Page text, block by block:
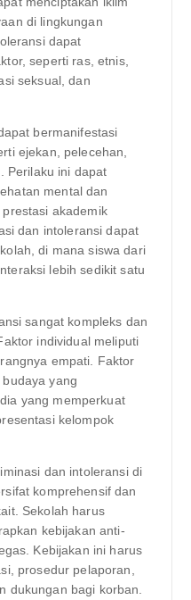
di lingkungan
dapat
seperti ras, etnis,
seksual, dan
bermanifestasi
ejekan, pelecehan,
Perilaku ini dapat
mental dan
akademik
dan intoleransi dapat
di mana siswa dari
lebih sedikit satu
sangat kompleks dan
individual meliputi
empati. Faktor
yang
yang memperkuat
kelompok
dan intoleransi di
komprehensif dan
Sekolah harus
kebijakan anti-
Kebijakan ini harus
prosedur pelaporan,
dukungan bagi korban.